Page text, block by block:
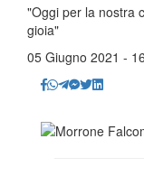
"Oggi per la nostra
gioia"
05 Giugno 2021 -